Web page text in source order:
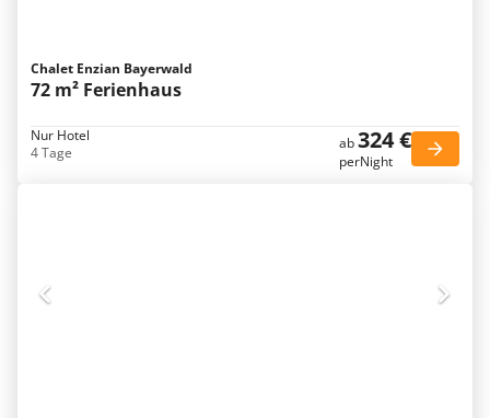
Chalet Enzian Bayerwald
72 m² Ferienhaus
Nur Hotel
4 Tage
ab324 €
perNight